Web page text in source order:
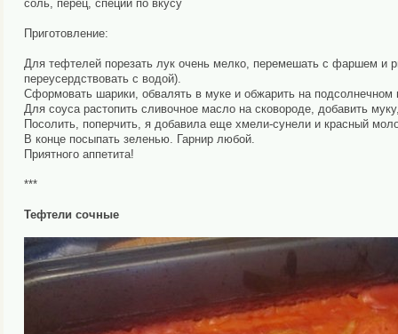
соль, перец, специи по вкусу
Приготовление:
Для тефтелей порезать лук очень мелко, перемешать с фаршем и
переусердствовать с водой).
Сформовать шарики, обвалять в муке и обжарить на подсолнечном
Для соуса растопить сливочное масло на сковороде, добавить
Посолить, поперчить, я добавила еще хмели-сунели и красный
В конце посыпать зеленью. Гарнир любой.
Приятного аппетита!
***
Тефтели сочные